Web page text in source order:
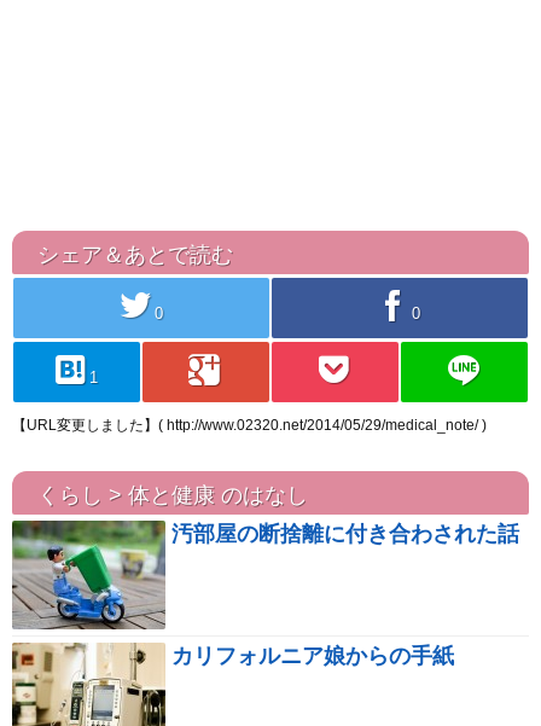
シェア＆あとで読む
twitter 0 facebook 0
hatebu 1 googleplus pocket line
【URL変更しました】( http://www.02320.net/2014/05/29/medical_note/ )
くらし > 体と健康 のはなし
汚部屋の断捨離に付き合わされた話
カリフォルニア娘からの手紙